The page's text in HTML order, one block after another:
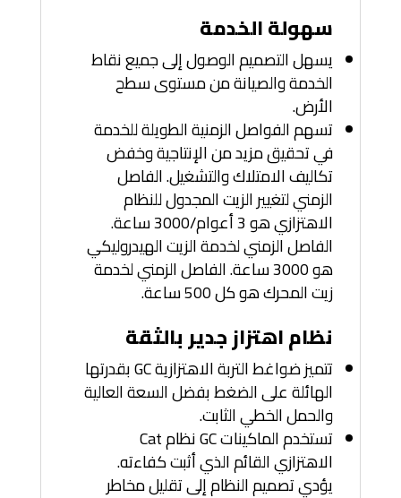
سهولة الخدمة
يسهل التصميم الوصول إلى جميع نقاط
الخدمة والصيانة من مستوى سطح
الأرض.
تسهم الفواصل الزمنية الطويلة للخدمة
في تحقيق مزيد من الإنتاجية وخفض
تكاليف الامتلاك والتشغيل. الفاصل
الزمني لتغيير الزيت المجدول للنظام
الاهتزازي هو 3 أعوام/3000 ساعة.
الفاصل الزمني لخدمة الزيت الهيدروليكي
هو 3000 ساعة. الفاصل الزمني لخدمة
زيت المحرك هو كل 500 ساعة.
نظام اهتزاز جدير بالثقة
تتميز ضواغط التربة الاهتزازية GC بقدرتها
الهائلة على الضغط بفضل السعة العالية
والحمل الخطي الثابت.
تستخدم الماكينات GC نظام Cat
الاهتزازي القائم الذي أثبت كفاءته.
يؤدي تصميم النظام إلى تقليل مخاطر